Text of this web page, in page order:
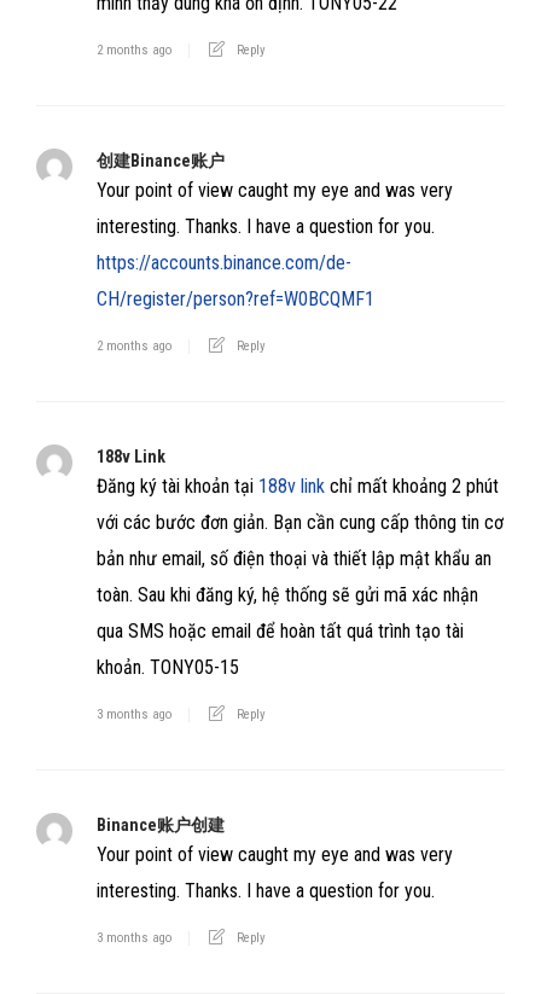
2 months ago Reply
创建Binance账户
Your point of view caught my eye and was very
interesting. Thanks. I have a question for you.
https://accounts.binance.com/de-
CH/register/person?ref=W0BCQMF1
2 months ago Reply
188v Link
Đăng ký tài khoản tại 188v link chỉ mất khoảng 2 phút
với các bước đơn giản. Bạn cần cung cấp thông tin cơ
bản như email, số điện thoại và thiết lập mật khẩu an
toàn. Sau khi đăng ký, hệ thống sẽ gửi mã xác nhận
qua SMS hoặc email để hoàn tất quá trình tạo tài
khoản. TONY05-15
3 months ago Reply
Binance账户创建
Your point of view caught my eye and was very
interesting. Thanks. I have a question for you.
3 months ago Reply